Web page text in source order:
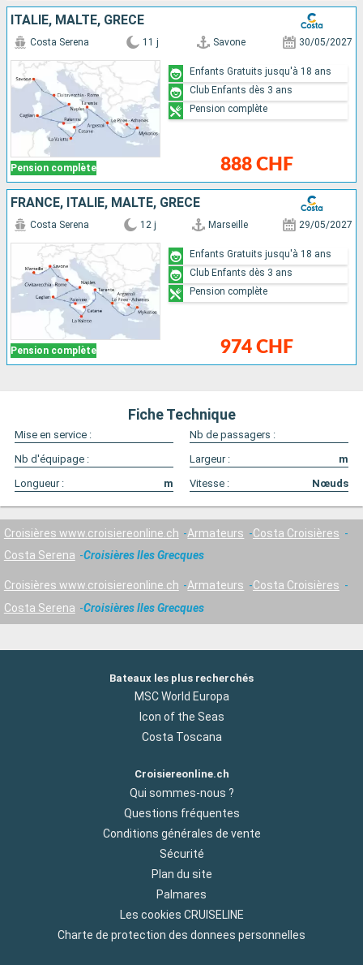
ITALIE, MALTE, GRÈCE
Pension complète
Costa Serena 11 j Savone 30/05/2027
888 CHF
Enfants Gratuits jusqu'à 18 ans
Club Enfants dès 3 ans
Pension complète
FRANCE, ITALIE, MALTE, GRÈCE
Pension complète
Costa Serena 12 j Marseille 29/05/2027
974 CHF
Enfants Gratuits jusqu'à 18 ans
Club Enfants dès 3 ans
Pension complète
Fiche Technique
Mise en service :
Nb de passagers :
Nb d'équipage :
Largeur :
m
Longueur :
m Vitesse : Nœuds
Croisières www.croisiereonline.ch Armateurs
Costa Croisières
Costa Serena
Croisières Iles Grecques
Croisières www.croisiereonline.ch Armateurs
Costa Croisières
Costa Serena
Croisières Iles Grecques
Bateaux les plus recherchés
MSC World Europa
Icon of the Seas
Costa Toscana
Croisiereonline.ch
Qui sommes-nous ?
Questions fréquentes
Conditions générales de vente
Sécurité
Plan du site
Palmares
Les cookies CRUISELINE
Charte de protection des donnees personnelles